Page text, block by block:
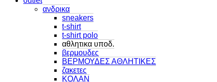
ανδρικα
sneakers
t-shirt
t-shirt polo
αθλητικα υποδ.
βερμουδες
ΒΕΡΜΟΥΔΕΣ ΑΘΛΗΤΙΚΕΣ
ζακετες
ΚΟΛΑΝ